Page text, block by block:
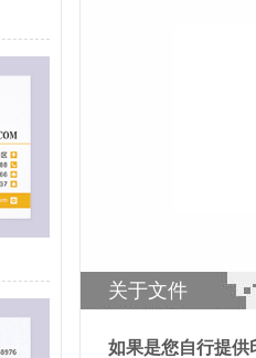
关于文件
如果是您自行提供